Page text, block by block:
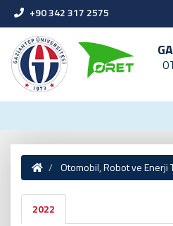
+90 342 317 2575
Otomobil, Robot ve Enerji
2022